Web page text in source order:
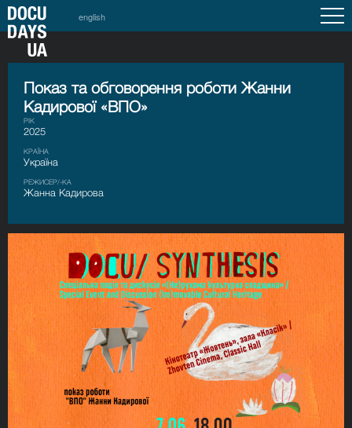
english
Показ та обговорення роботи Жанни
Кадирової «ВПО»
РІК
2025
КРАЇНА
Україна
РЕЖИСЕР/-КА
Жанна Кадирова